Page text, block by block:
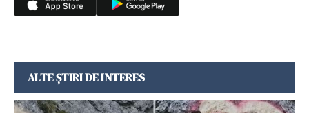
ALTE ȘTIRI DE INTERES